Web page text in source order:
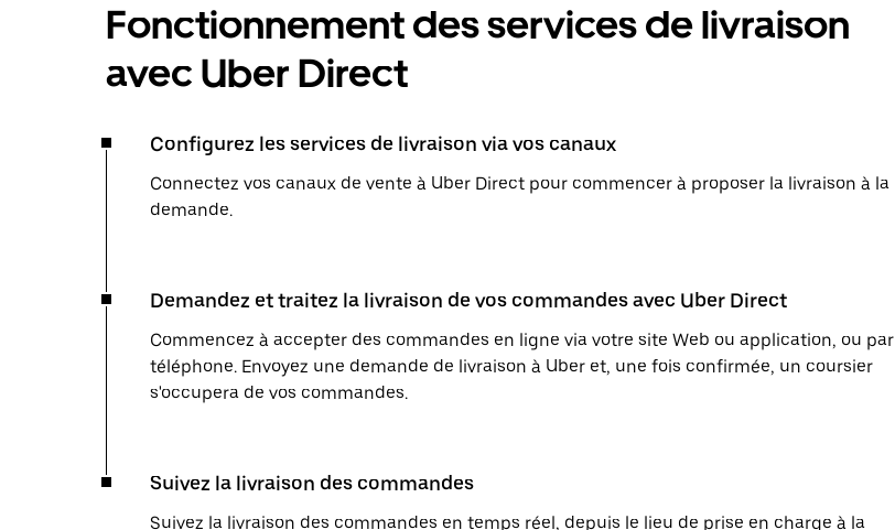
Fonctionnement des services de livraison
avec Uber Direct
Configurez les services de livraison via vos canaux
Connectez vos canaux de vente à Uber Direct pour commencer à proposer la livraison à la
demande.
Demandez et traitez la livraison de vos commandes avec Uber Direct
Commencez à accepter des commandes en ligne via votre site Web ou application, ou par
téléphone. Envoyez une demande de livraison à Uber et, une fois confirmée, un coursier
s'occupera de vos commandes.
Suivez la livraison des commandes
Suivez la livraison des commandes en temps réel, depuis le lieu de prise en charge à la